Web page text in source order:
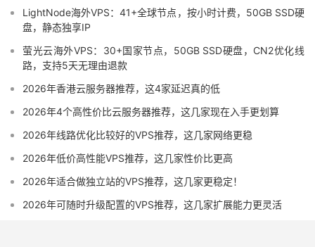
LightNode海外VPS：41+全球节点，按小时计费，50GB SSD硬
盘，静态独享IP
萤光云海外VPS：30+国家节点，50GB SSD硬盘，CN2优化线
路，支持5天无理由退款
2026年香港云服务器推荐，这4家延迟真的低
2026年4个高性价比云服务器推荐，这几家现在入手更划算
2026年线路优化比较好的VPS推荐，这几家网络更稳
2026年低价高性能VPS推荐，这几家性价比更高
2026年适合做独立站的VPS推荐，这几家更稳定！
2026年可随时升级配置的VPS推荐，这几家扩展能力更灵活